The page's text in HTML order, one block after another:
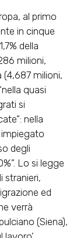
al primo
in cinque
della
milioni,
(4,687 milioni,
quasi
si
nella
impiegato
degli
Lo si legge
stranieri,
ed
verrà
(Siena),